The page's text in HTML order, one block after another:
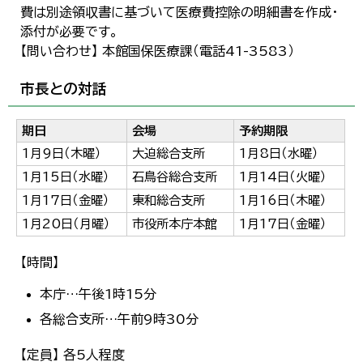
費は別途領収書に基づいて医療費控除の明細書を作成・
添付が必要です。
【問い合わせ】 本館国保医療課（電話41-3583）
市長との対話
期日 会場
予約期限
1月9日（木曜）
大迫総合支所
1月8日（水曜）
1月15日（水曜）
石鳥谷総合支所
1月14日（火曜）
1月17日（金曜）
東和総合支所
1月16日（木曜）
1月20日（月曜）
市役所本庁本館 1月17日（金曜）
【時間】
本庁…午後1時15分
各総合支所…午前9時30分
【定員】 各5人程度